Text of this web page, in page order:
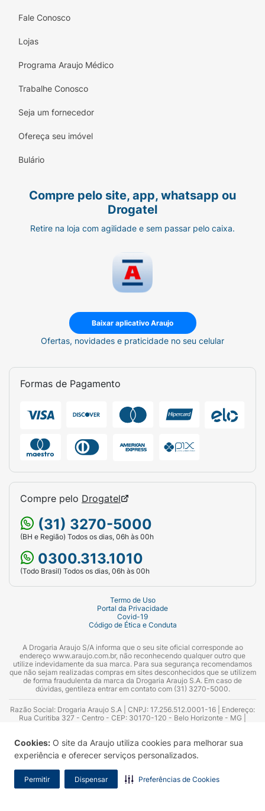
Cookies: O site da Araujo utiliza cookies para melhorar sua
experiência e oferecer serviços personalizados.
Permitir Dispensar Preferências de Cookies
Fale Conosco
Lojas
Programa Araujo Médico
Trabalhe Conosco
Seja um fornecedor
Ofereça seu imóvel
Bulário
Compre pelo site, app, whatsapp ou
Drogatel
Retire na loja com agilidade e sem passar pelo caixa.
Baixar aplicativo Araujo
Ofertas, novidades e praticidade no seu celular
Formas de Pagamento
Compre pelo Drogatel
(31) 3270-5000
(BH e Região) Todos os dias, 06h às 00h
0300.313.1010
(Todo Brasil) Todos os dias, 06h às 00h
Termo de Uso
Portal da Privacidade
Covid-19
Código de Ética e Conduta
A Drogaria Araujo S/A informa que o seu site oficial corresponde ao
endereço www.araujo.com.br, não reconhecendo qualquer outro que
utilize indevidamente da sua marca. Para sua segurança recomendamos
que não sejam realizadas compras em sites desconhecidos que se utilizem
de forma fraudulenta da marca da Drogaria Araujo S.A. Em caso de
dúvidas, gentileza entrar em contato com (31) 3270-5000.
Razão Social: Drogaria Araujo S.A | CNPJ: 17.256.512.0001-16 | Endereço:
Rua Curitiba 327 - Centro - CEP: 30170-120 - Belo Horizonte - MG |
Azevedo Guimarães – CRF 10.965 | Yasmin Silva Alvarenga – CRF 52.584 -
Consultor substituto: Thiago Aguiar Pinheiro - CRF Nº 13.748. Alvará
Sanitário: 2025020713 | Autorização de Funcionamento da Empresa (AFE):